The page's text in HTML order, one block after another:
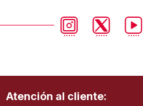
Atención al cliente: